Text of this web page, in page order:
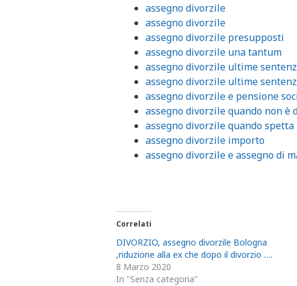
assegno divorzile
assegno divorzile
assegno divorzile presupposti
assegno divorzile una tantum
assegno divorzile ultime
assegno divorzile ultime
assegno divorzile e pensione
assegno divorzile quando non è
assegno divorzile quando spetta
assegno divorzile importo
assegno divorzile e assegno di
Correlati
DIVORZIO, assegno divorzile Bologna
,riduzione alla ex che dopo il divorzio ….
8 Marzo 2020
In "Senza categoria"